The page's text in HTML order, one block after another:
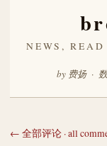
NEWS,
by 费扬 ·
← 全部评论 · all